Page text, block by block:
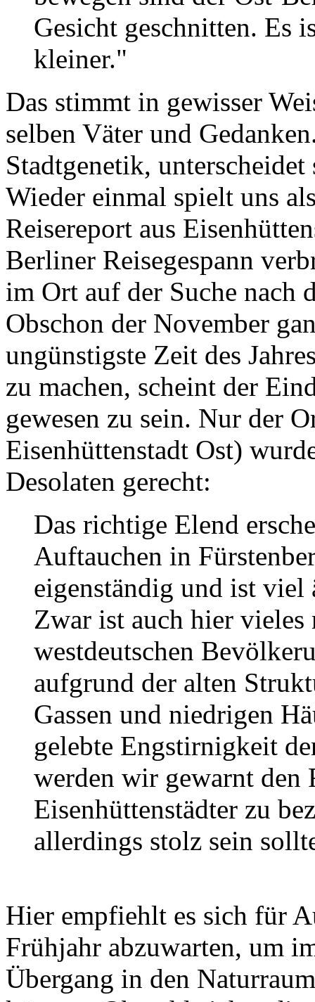
Gesicht geschnitten. Es
kleiner."
Das stimmt in gewisser
selben Väter und
Stadtgenetik,
Wieder einmal spielt uns
Reisereport aus
Berliner Reisegespann
im Ort auf der Suche nach
Obschon der November
ungünstigste Zeit des
zu machen, scheint der
gewesen zu sein. Nur der
Eisenhüttenstadt Ost)
Desolaten gerecht:
Das richtige Elend
Auftauchen in
eigenständig und ist viel
Zwar ist auch hier
westdeutschen
aufgrund der alten
Gassen und niedrigen
gelebte Engstirnigkeit
werden wir gewarnt den
Eisenhüttenstädter zu
allerdings stolz sein
Hier empfiehlt es sich für
Frühjahr abzuwarten, um
Übergang in den